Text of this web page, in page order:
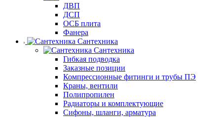
ДВП
ДСП
ОСБ плита
Фанера
Сантехника
Сантехника
Гибкая подводка
Заказные позиции
Компрессионные фитинги и трубы ПЭ
Краны, вентили
Полипропилен
Радиаторы и комплектующие
Сифоны, шланги, арматура